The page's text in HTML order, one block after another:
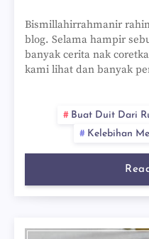
Bismillahirrahmanir
blog. Selama hampir
banyak cerita nak
kami lihat dan banyak
Buat Duit Dari
Kelebihan